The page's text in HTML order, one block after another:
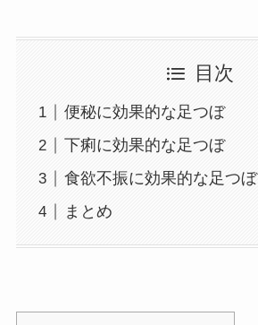
目次
便秘に効果的な足つぼ
下痢に効果的な足つぼ
食欲不振に効果的な足つぼ
まとめ